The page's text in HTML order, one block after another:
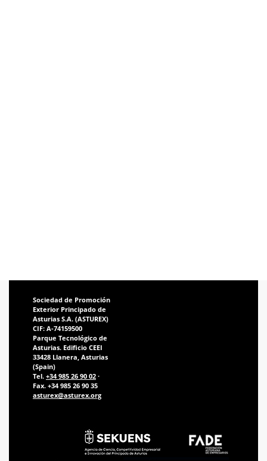
Sociedad de Promoción
Exterior Principado de
Asturias S.A. (ASTUREX)
CIF: A-74159500
Parque Tecnológico de
Asturias. Edificio CEEI
33428 Llanera, Asturias
(Spain)
Tel. +34 985 26 90 02 ·
Fax. +34 985 26 90 35
asturex@asturex.org